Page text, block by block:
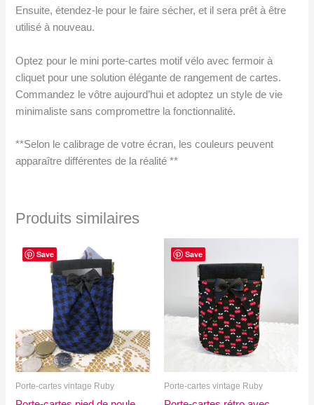
Ensuite, étendez-le pour le faire sécher, et il sera prêt à être
utilisé à nouveau.
Optez pour le mini porte-cartes motif vélo avec fermoir à
cliquet pour une solution élégante de rangement de cartes.
Commandez le vôtre aujourd’hui et adoptez un style de vie
minimaliste sans compromettre la fonctionnalité.
**Selon le calibrage de votre écran, les couleurs peuvent
apparaître différentes de la réalité **
Produits similaires
Save
Porte-cartes vintage Ruby
Save
Porte-cartes vintage Ruby